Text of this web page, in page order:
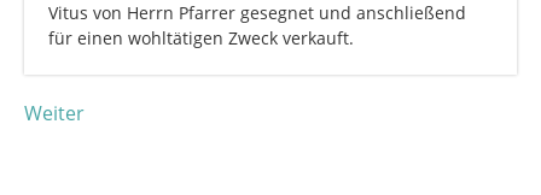
Vitus von Herrn Pfarrer gesegnet und anschließend
für einen wohltätigen Zweck verkauft.
Weiter